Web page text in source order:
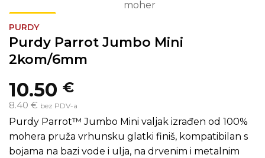
PURDY
Purdy Parrot Jumbo Mini
2kom/6mm
10.50 €
8.40 € bez PDV-a
Purdy Parrot™ Jumbo Mini valjak izrađen od 100%
mohera pruža vrhunsku glatki finiš, kompatibilan s
bojama na bazi vode i ulja, na drvenim i metalnim